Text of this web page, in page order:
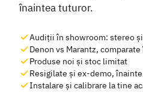
înaintea tuturor.
Audiții în showroom: stereo
Denon vs Marantz,
Produse noi și stoc limitat
Resigilate și ex-demo, înainte
Instalare și calibrare la tine